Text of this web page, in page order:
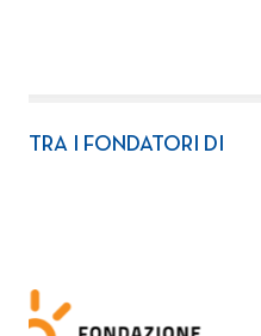
TRA I FONDATORI DI